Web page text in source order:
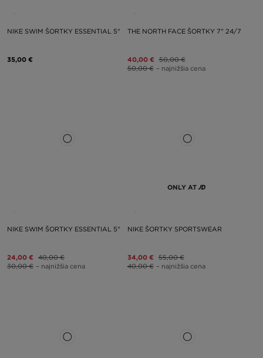
NIKE SWIM ŠORTKY ESSENTIAL 5"
35,00 €
THE NORTH FACE ŠORTKY 7" 24/7
40,00 € 50,00 €
50,00 € – najnižšia cena
NIKE SWIM ŠORTKY ESSENTIAL 5"
24,00 € 40,00 €
30,00 € – najnižšia cena
ONLY AT
NIKE ŠORTKY SPORTSWEAR
34,00 € 55,00 €
40,00 € – najnižšia cena